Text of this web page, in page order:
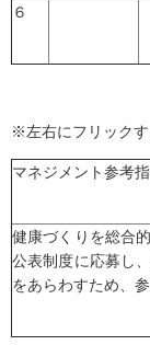
６
※左右にフリックす
マネジメント参考
健康づくりを総合
公表制度に応募し
をあらわすため、